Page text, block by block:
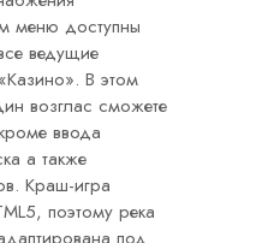
меню доступны
ведущие
В этом
возглас сможете
ввода
а также
Краш-игра
поэтому река